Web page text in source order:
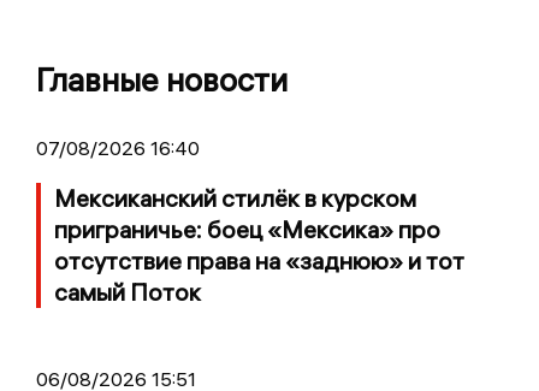
Главные новости
07/08/2026 16:40
Мексиканский стилёк в курском
приграничье: боец «Мексика» про
отсутствие права на «заднюю» и тот
самый Поток
06/08/2026 15:51